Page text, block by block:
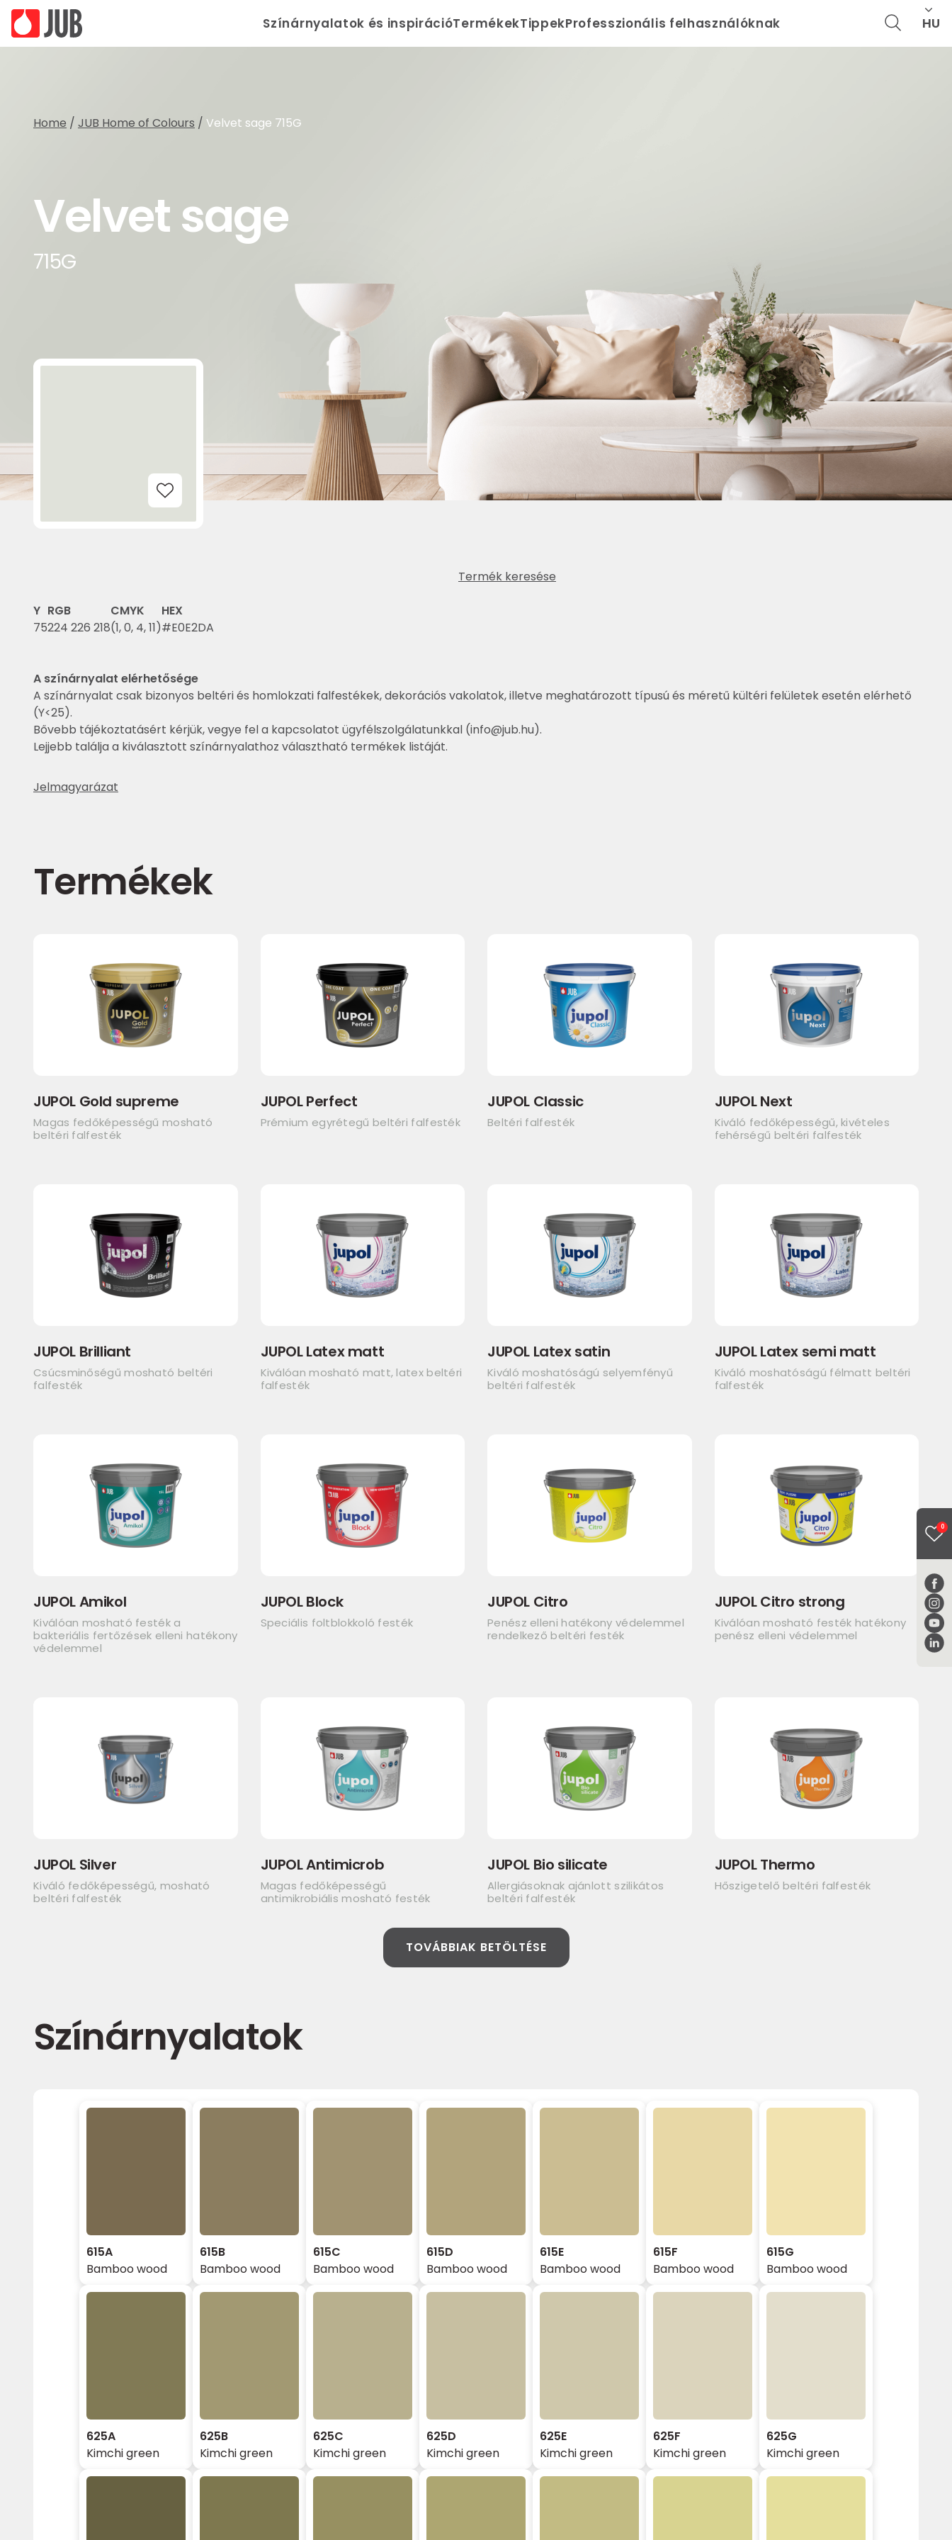
Színárnyalatok és inspirációTermékekTippekProfesszionális felhasználóknak HU
0
Home / JUB Home of Colours / Velvet sage 715G
Velvet sage
715G
Add to Wishlist
Termék keresése
Y
75
RGB
224 226 218
CMYK
(1, 0, 4, 11)
HEX
#E0E2DA
A színárnyalat elérhetősége
A színárnyalat csak bizonyos beltéri és homlokzati falfestékek, dekorációs vakolatok, illetve meghatározott típusú és méretű kültéri felületek esetén elérhető
(Y<25).
Bővebb tájékoztatásért kérjük, vegye fel a kapcsolatot ügyfélszolgálatunkkal (info@jub.hu).
Lejjebb találja a kiválasztott színárnyalathoz választható termékek listáját.
Jelmagyarázat
Termékek
JUPOL Gold supreme
Magas fedőképességű mosható
beltéri falfesték
JUPOL Perfect
Prémium egyrétegű beltéri falfesték
JUPOL Classic
Beltéri falfesték
JUPOL Next
Kiváló fedőképességű, kivételes
fehérségű beltéri falfesték
JUPOL Brilliant
Csúcsminőségű mosható beltéri
falfesték
JUPOL Latex matt
Kiválóan mosható matt, latex beltéri
falfesték
JUPOL Latex satin
Kiváló moshatóságú selyemfényű
beltéri falfesték
JUPOL Latex semi matt
Kiváló moshatóságú félmatt beltéri
falfesték
JUPOL Amikol
Kiválóan mosható festék a
bakteriális fertőzések elleni hatékony
védelemmel
JUPOL Block
Speciális foltblokkoló festék
JUPOL Citro
Penész elleni hatékony védelemmel
rendelkező beltéri festék
JUPOL Citro strong
Kiválóan mosható festék hatékony
penész elleni védelemmel
JUPOL Silver
Kiváló fedőképességű, mosható
beltéri falfesték
JUPOL Antimicrob
Magas fedőképességű
antimikrobiális mosható festék
JUPOL Bio silicate
Allergiásoknak ajánlott szilikátos
beltéri falfesték
JUPOL Thermo
Hőszigetelő beltéri falfesték
TOVÁBBIAK BETÖLTÉSE
Színárnyalatok
615A
Bamboo wood
615B
Bamboo wood
615C
Bamboo wood
615D
Bamboo wood
615E
Bamboo wood
615F
Bamboo wood
615G
Bamboo wood
625A
Kimchi green
625B
Kimchi green
625C
Kimchi green
625D
Kimchi green
625E
Kimchi green
625F
Kimchi green
625G
Kimchi green